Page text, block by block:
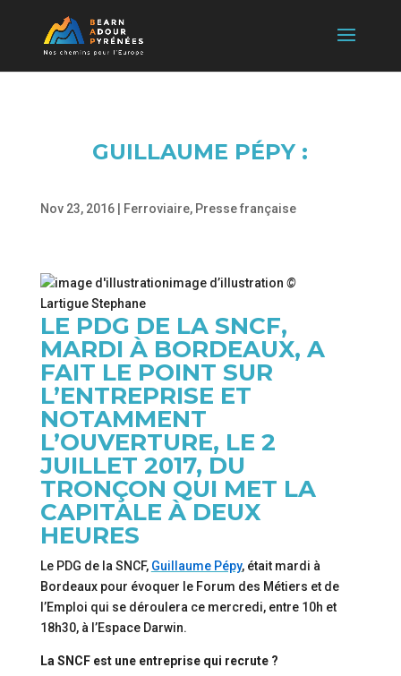
GUILLAUME PÉPY :
Nov 23, 2016| Ferroviaire, Presse française
image d’illustration ©
Lartigue Stephane
LE PDG DE LA SNCF,
MARDI À BORDEAUX, A
FAIT LE POINT SUR
L’ENTREPRISE ET
NOTAMMENT
L’OUVERTURE, LE 2
JUILLET 2017, DU
TRONÇON QUI MET LA
CAPITALE À DEUX
HEURES
Le PDG de la SNCF, Guillaume Pépy, était mardi à
Bordeaux pour évoquer le Forum des Métiers et de
l’Emploi qui se déroulera ce mercredi, entre 10h et
18h30, à l’Espace Darwin.
La SNCF est une entreprise qui recrute ?